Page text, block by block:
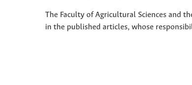
The Faculty of Agricultural Sciences and
in the published articles, whose